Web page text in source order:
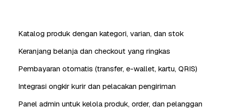
Katalog produk dengan kategori, varian, dan stok
Keranjang belanja dan checkout yang ringkas
Pembayaran otomatis (transfer, e-wallet, kartu, QRIS)
Integrasi ongkir kurir dan pelacakan pengiriman
Panel admin untuk kelola produk, order, dan pelanggan